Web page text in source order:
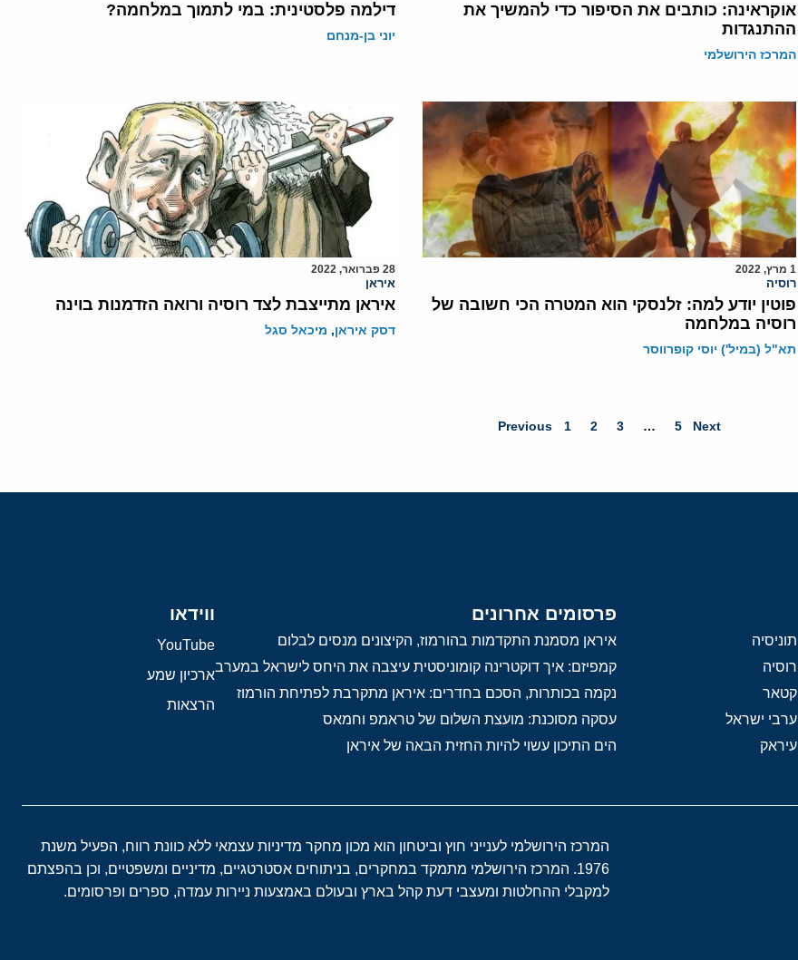
אוקראינה: כותבים את הסיפור כדי להמשיך את
ההתנגדות
המרכז הירושלמי
דילמה פלסטינית: במי לתמוך במלחמה?
יוני בן-מנחם
1 מרץ, 2022
רוסיה
פוטין יודע למה: זלנסקי הוא המטרה הכי חשובה של
רוסיה במלחמה
תא"ל (במיל') יוסי קופרווסר
28 פברואר, 2022
איראן
איראן מתייצבת לצד רוסיה ורואה הזדמנות בוינה
דסק איראן, מיכאל סגל
Previous 1 2 3 … 5 Next
תוניסיה
רוסיה
קטאר
ערבי ישראל
עיראק
פרסומים אחרונים
איראן מסמנת התקדמות בהורמוז, הקיצונים מנסים לבלום
קמפיזם: איך דוקטרינה קומוניסטית עיצבה את היחס לישראל במערב
נקמה בכותרות, הסכם בחדרים: איראן מתקרבת לפתיחת הורמוז
עסקה מסוכנת: מועצת השלום של טראמפ וחמאס
הים התיכון עשוי להיות החזית הבאה של איראן
ווידאו
YouTube
ארכיון שמע
הרצאות
המרכז הירושלמי לענייני חוץ וביטחון הוא מכון מחקר מדיניות עצמאי ללא כוונת רווח, הפעיל משנת
1976. המרכז הירושלמי מתמקד במחקרים, בניתוחים אסטרטגיים, מדיניים ומשפטיים, וכן בהפצתם
למקבלי ההחלטות ומעצבי דעת קהל בארץ ובעולם באמצעות ניירות עמדה, ספרים ופרסומים.